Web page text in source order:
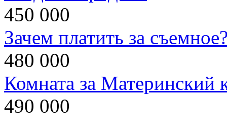
450 000
Зачем платить за
480 000
Комната за Материнский
490 000